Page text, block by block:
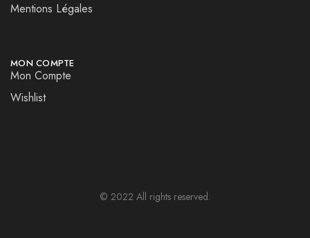
Mentions Légales
MON COMPTE
Mon Compte
Wishlist
© 2022 All rights reserved.